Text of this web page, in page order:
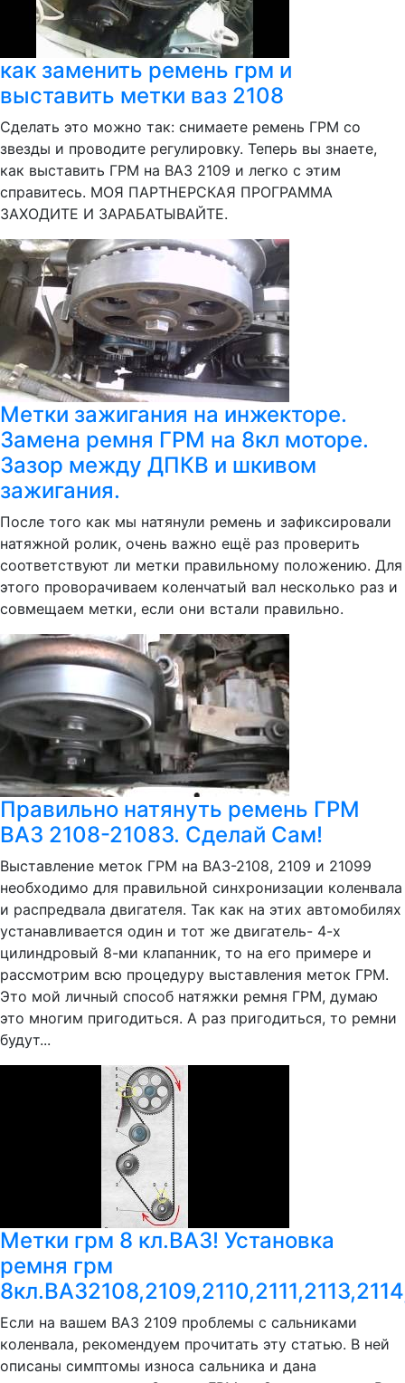
как заменить ремень грм и
выставить метки ваз 2108
Сделать это можно так: снимаете ремень ГРМ со
звезды и проводите регулировку. Теперь вы знаете,
как выставить ГРМ на ВАЗ 2109 и легко с этим
справитесь. МОЯ ПАРТНЕРСКАЯ ПРОГРАММА
ЗАХОДИТЕ И ЗАРАБАТЫВАЙТЕ.
Метки зажигания на инжекторе.
Замена ремня ГРМ на 8кл моторе.
Зазор между ДПКВ и шкивом
зажигания.
После того как мы натянули ремень и зафиксировали
натяжной ролик, очень важно ещё раз проверить
соответствуют ли метки правильному положению. Для
этого проворачиваем коленчатый вал несколько раз и
совмещаем метки, если они встали правильно.
Правильно натянуть ремень ГРМ
ВАЗ 2108-21083. Сделай Сам!
Выставление меток ГРМ на ВАЗ-2108, 2109 и 21099
необходимо для правильной синхронизации коленвала
и распредвала двигателя. Так как на этих автомобилях
устанавливается один и тот же двигатель- 4-х
цилиндровый 8-ми клапанник, то на его примере и
рассмотрим всю процедуру выставления меток ГРМ.
Это мой личный способ натяжки ремня ГРМ, думаю
это многим пригодиться. А раз пригодиться, то ремни
будут...
Метки грм 8 кл.ВАЗ! Установка
ремня грм
Если на вашем ВАЗ 2109 проблемы с сальниками
коленвала, рекомендуем прочитать эту статью. В ней
описаны симптомы износа сальника и дана